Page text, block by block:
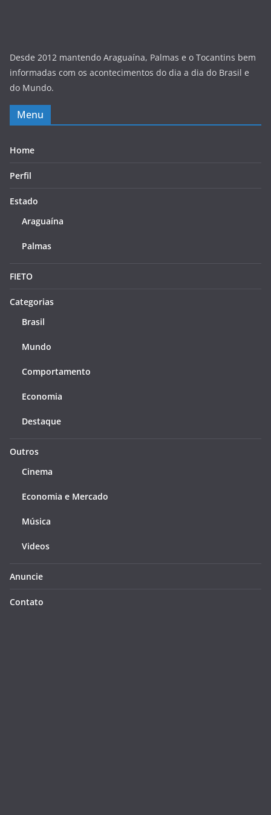
Desde 2012 mantendo Araguaína, Palmas e o Tocantins bem
informadas com os acontecimentos do dia a dia do Brasil e
do Mundo.
Menu
Home
Perfil
Estado
Araguaína
Palmas
FIETO
Categorias
Brasil
Mundo
Comportamento
Economia
Destaque
Outros
Cinema
Economia e Mercado
Música
Videos
Anuncie
Contato